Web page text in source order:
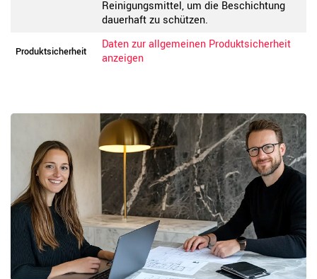
Reinigungsmittel, um die Beschichtung
dauerhaft zu schützen.
Produktsicherheit
Daten zur allgemeinen Produktsicherheit
anzeigen